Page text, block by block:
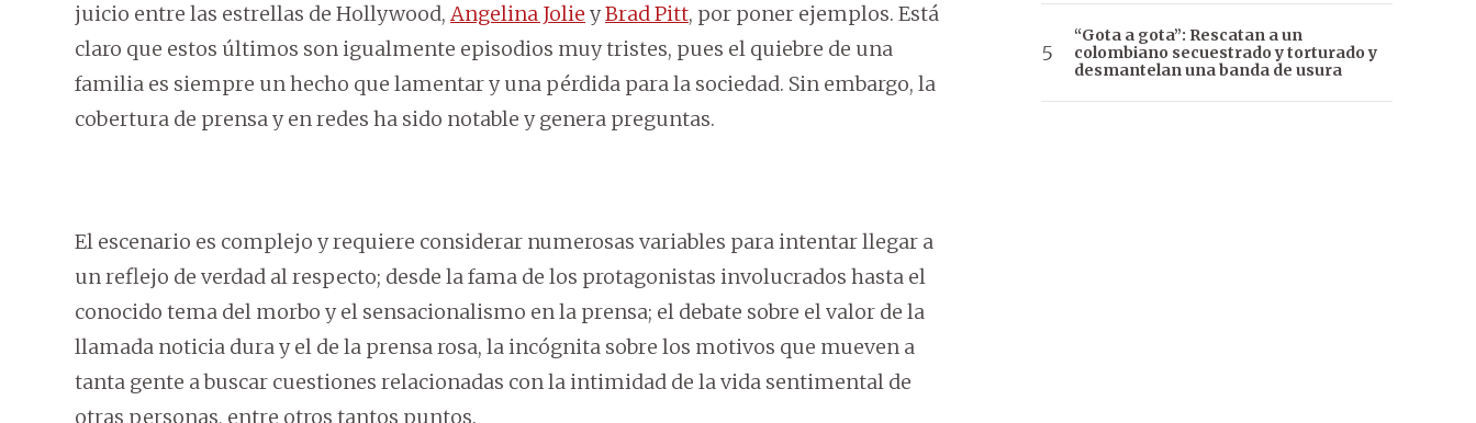
juicio entre las estrellas de Hollywood, Angelina Jolie yBrad Pitt, por poner ejemplos. Está
claro que estos últimos son igualmente episodios muy tristes, pues el quiebre de una
familia es siempre un hecho que lamentar y una pérdida para la sociedad. Sin embargo, la
cobertura de prensa y en redes ha sido notable y genera preguntas.
El escenario es complejo y requiere considerar numerosas variables para intentar llegar a
un reflejo de verdad al respecto; desde la fama de los protagonistas involucrados hasta el
conocido tema del morbo y el sensacionalismo en la prensa; el debate sobre el valor de la
llamada noticia dura y el de la prensa rosa, la incógnita sobre los motivos que mueven a
tanta gente a buscar cuestiones relacionadas con la intimidad de la vida sentimental de
otras personas, entre otros tantos puntos.
“Gota a gota”: Rescatan a un
colombiano secuestrado y torturado y
desmantelan una banda de usura